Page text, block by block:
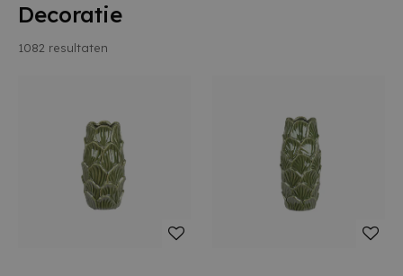
Decoratie
1082 resultaten